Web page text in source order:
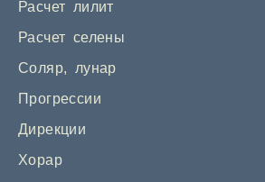
Расчет лилит
Расчет селены
Соляр, лунар
Прогрессии
Дирекции
Хорар